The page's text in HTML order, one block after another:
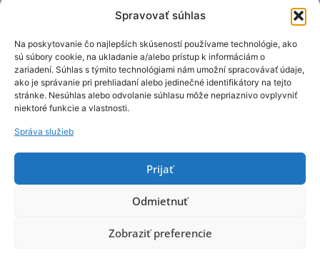
Spravovať súhlas
Na poskytovanie čo najlepších skúseností používame technológie, ako
sú súbory cookie, na ukladanie a/alebo prístup k informáciám o
zariadení. Súhlas s týmito technológiami nám umožní spracovávať údaje,
ako je správanie pri prehliadaní alebo jedinečné identifikátory na tejto
stránke. Nesúhlas alebo odvolanie súhlasu môže nepriaznivo ovplyvniť
niektoré funkcie a vlastnosti.
Správa služieb
Prijať
Odmietnuť
Zobraziť preferencie